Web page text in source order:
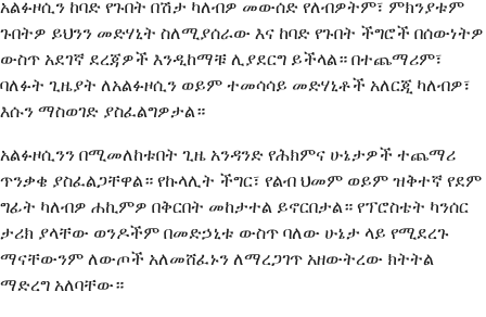
አልፉዞሲን ከባድ የጉበት በሽታ ካለብዎ መውሰድ የለብዎትም፣ ምክንያቱም
ጉበትዎ ይህንን መድሃኒት ስለሚያሰራው እና ከባድ የጉበት ችግሮች በሰውነትዎ
ውስጥ አደገኛ ደረጃዎች እንዲከማቹ ሊያደርግ ይችላል። በተጨማሪም፣
ባለፉት ጊዜያት ለአልፉዞሲን ወይም ተመሳሳይ መድሃኒቶች አለርጂ ካለብዎ፣
እሱን ማስወገድ ያስፈልግዎታል።
አልፉዞሲንን በሚመለከቱበት ጊዜ አንዳንድ የሕክምና ሁኔታዎች ተጨማሪ
ጥንቃቄ ያስፈልጋቸዋል። የኩላሊት ችግር፣ የልብ ህመም ወይም ዝቅተኛ የደም
ግፊት ካለብዎ ሐኪምዎ በቅርበት መከታተል ይኖርበታል። የፕሮስቴት ካንሰር
ታሪክ ያላቸው ወንዶችም በመድኃኒቱ ውስጥ ባለው ሁኔታ ላይ የሚደረጉ
ማናቸውንም ለውጦች አለመሸፈኑን ለማረጋገጥ አዘውትረው ክትትል
ማድረግ አለባቸው።